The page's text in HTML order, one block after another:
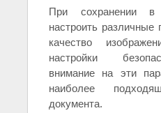
При сохранении
настроить различные
качество
настройки
внимание на эти
наиболее
документа.